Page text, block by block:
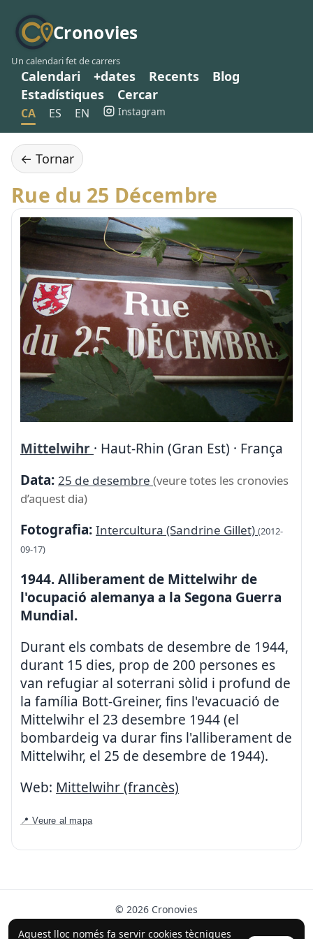
Cronovies
Un calendari fet de carrers
Calendari +dates Recents
Blog
Estadístiques
Cercar
CA ES EN Instagram
Aquest lloc només fa servir cookies tècniques
← Tornar
Rue du 25 Décembre
Mittelwihr · Haut-Rhin (Gran Est) · França
Data: 25 de desembre (veure totes les cronovies
d’aquest dia)
Fotografia: Intercultura (Sandrine Gillet) (2012-
09-17)
1944. Alliberament de Mittelwihr de
l'ocupació alemanya a la Segona Guerra
Mundial.
Durant els combats de desembre de 1944,
durant 15 dies, prop de 200 persones es
van refugiar al soterrani sòlid i profund de
la família Bott-Greiner, fins l'evacuació de
Mittelwihr el 23 desembre 1944 (el
bombardeig va durar fins l'alliberament de
Mittelwihr, el 25 de desembre de 1944).
Web: Mittelwihr (francès)
📍 Veure al mapa
© 2026 Cronovies
Història als carrers · Desenvolupat amb l’ajuda de la IA